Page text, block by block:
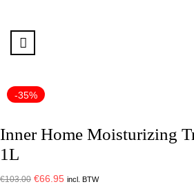
-35%
Inner Home Moisturizing
1L
€103.00 €66.95 incl. BTW